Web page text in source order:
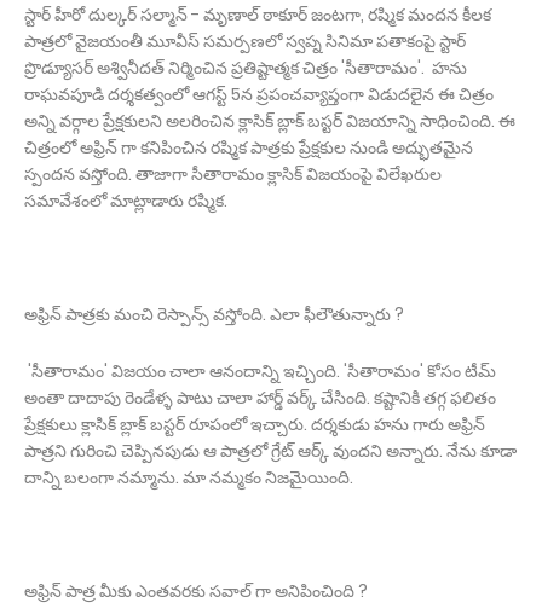
స్టార్ హీరో దుల్కర్ సల్మాన్ - మృణాల్ ఠాకూర్ జంటగా, రష్మిక మందన కీలక
పాత్రలో వైజయంతీ మూవీస్ సమర్పణలో స్వప్న సినిమా పతాకంపై స్టార్
ప్రొడ్యూసర్ అశ్వినీదత్ నిర్మించిన ప్రతిష్టాత్మక చిత్రం 'సీతారామం'. హను
రాఘవపూడి దర్శకత్వంలో ఆగస్ట్ 5న ప్రపంచవ్యాప్తంగా విడుదలైన ఈ చిత్రం
అన్ని వర్గాల ప్రేక్షకులని అలరించిన క్లాసిక్ బ్లాక్ బస్టర్ విజయాన్ని సాధించింది. ఈ
చిత్రంలో అఫ్రిన్ గా కనిపించిన రష్మిక పాత్రకు ప్రేక్షకుల నుండి అద్భుతమైన
స్పందన వస్తోంది. తాజాగా సీతారామం క్లాసిక్ విజయంపై విలేఖరుల
సమావేశంలో మాట్లాడారు రష్మిక.
అఫ్రిన్ పాత్రకు మంచి రెస్పాన్స్ వస్తోంది. ఎలా ఫీలౌతున్నారు ?
'సీతారామం' విజయం చాలా ఆనందాన్ని ఇచ్చింది. 'సీతారామం' కోసం టీమ్
అంతా దాదాపు రెండేళ్ళ పాటు చాలా హార్డ్ వర్క్ చేసింది. కష్టానికి తగ్గ ఫలితం
ప్రేక్షకులు క్లాసిక్ బ్లాక్ బస్టర్ రూపంలో ఇచ్చారు. దర్శకుడు హను గారు అఫ్రిన్
పాత్రని గురించి చెప్పినపుడు ఆ పాత్రలో గ్రేట్ ఆర్క్ వుందని అన్నారు. నేను కూడా
దాన్ని బలంగా నమ్మాను. మా నమ్మకం నిజమైయింది.
అఫ్రిన్ పాత్ర మీకు ఎంతవరకు సవాల్ గా అనిపించింది ?